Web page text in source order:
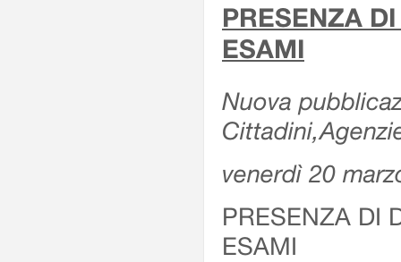
PRESENZA
ESAMI
Nuova
venerdì 20
PRESENZA DI
ESAMI